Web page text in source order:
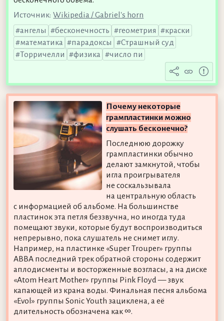
Источник: Wikipedia / Gabriel's horn
ангелы
бесконечность геометрия
краски
математика
парадоксы
Страшный суд
Торричелли
физика число пи
Почему некоторые
грампластинки можно
слушать бесконечно?
Последнюю дорожку
грампластинки обычно
делают замкнутой, чтобы
игла проигрывателя
не соскальзывала
на центральную область
с информацией об альбоме. На большинстве
пластинок эта петля беззвучна, но иногда туда
помещают звуки, которые будут воспроизводиться
непрерывно, пока слушатель не снимет иглу.
Например, на пластинке «Super Trouper» группы
ABBA последний трек обратной стороны содержит
аплодисменты и восторженные возгласы, а на диске
«Atom Heart Mother» группы Pink Floyd — звук
капающей из крана воды. Финальная песня альбома
«Evol» группы Sonic Youth зациклена, а её
длительность обозначена как ∞.